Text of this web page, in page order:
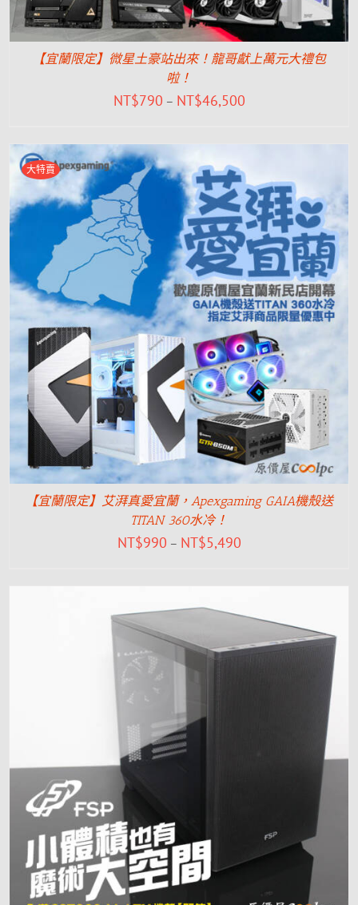
【宜蘭限定】微星土豪站出來！龍哥獻上萬元大禮包
啦！
NT$790 – NT$46,500
大特賣
【宜蘭限定】艾湃真愛宜蘭，Apexgaming GAIA機殼送
TITAN 360水冷！
NT$990 – NT$5,490